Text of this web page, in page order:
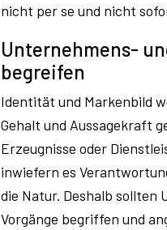
nicht per se und nicht
Unternehmens-
begreifen
Identität und Markenbild
Gehalt und Aussagekraft
Erzeugnisse oder
inwiefern es
die Natur. Deshalb sollten
Vorgänge begriffen und